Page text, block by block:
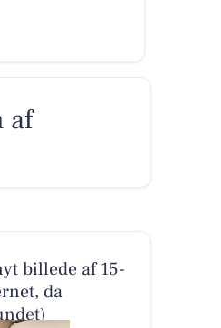
af
billede af 15-
da